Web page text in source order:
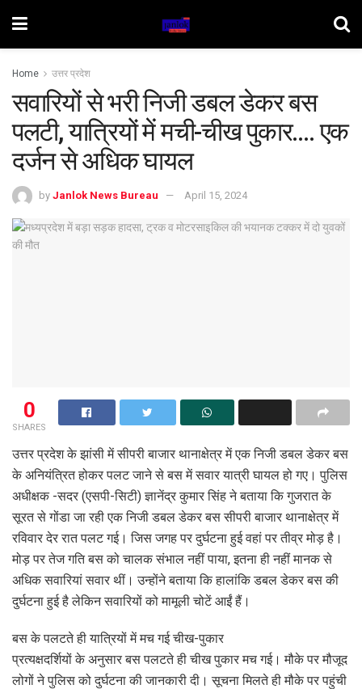
Home उत्तर प्रदेश
सवारियों से भरी निजी डबल डेकर बस
पलटी, यात्रियों में मची-चीख पुकार…. एक
दर्जन से अधिक घायल
by Janlok News Bureau April 15, 2024
0
SHARES
उत्तर प्रदेश के झांसी में सीपरी बाजार थानाक्षेत्र में एक निजी डबल डेकर बस
के अनियंत्रित होकर पलट जाने से बस में सवार यात्री घायल हो गए। पुलिस
अधीक्षक -सदर (एसपी-सिटी) ज्ञानेंद्र कुमार सिंह ने बताया कि गुजरात के
सूरत से गोंडा जा रही एक निजी डबल डेकर बस सीपरी बाजार थानाक्षेत्र में
रविवार देर रात पलट गई। जिस जगह पर दुर्घटना हुई वहां पर तीव्र मोड़ है।
मोड़ पर तेज गति बस को चालक संभाल नहीं पाया, इतना ही नहीं मानक से
अधिक सवारियां सवार थीं। उन्होंने बताया कि हालांकि डबल डेकर बस की
दुर्घटना हुई है लेकिन सवारियों को मामूली चोटें आईं हैं।
बस के पलटते ही यात्रियों में मच गई चीख-पुकार
प्रत्यक्षदर्शियों के अनुसार बस पलटते ही चीख पुकार मच गई। मौके पर मौजूद
लोगों ने पुलिस को दुर्घटना की जानकारी दी। सूचना मिलते ही मौके पर पहुंची